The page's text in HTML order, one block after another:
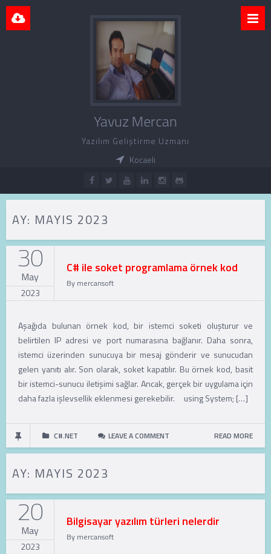
Yavuz Mercan
Yazılım Geliştirme Uzmanı
Kocaeli
AY: MAYIS 2023
30
May
2023
C# ile soket programlama örnek kod
By mercansoft
Aşağıda bulunan örnek kod, bir istemci soketi oluşturur ve
belirtilen IP adresi ve port numarasına bağlanır. Daha sonra,
istemci üzerinden sunucuya bir mesaj gönderir ve sunucudan
gelen yanıtı alır. Son olarak, soket kapatılır. Bu örnek kod, basit
bir istemci-sunucu iletişimi sağlar. Ancak, gerçek bir uygulama için
daha fazla işlevsellik eklenmesi gerekebilir. using System; […]
C#.NET LEAVE A COMMENT READ MORE
AY: MAYIS 2023
20
May
2023
Bilgisayar yazılım türleri nelerdir
By mercansoft